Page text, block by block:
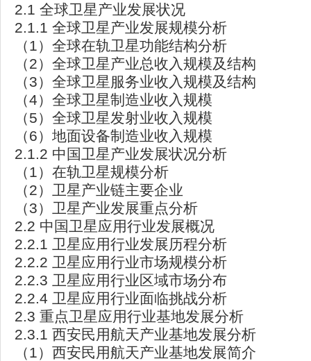
2.1 全球卫星产业发展状况
2.1.1 全球卫星产业发展规模分析
（1）全球在轨卫星功能结构分析
（2）全球卫星产业总收入规模及结构
（3）全球卫星服务业收入规模及结构
（4）全球卫星制造业收入规模
（5）全球卫星发射业收入规模
（6）地面设备制造业收入规模
2.1.2 中国卫星产业发展状况分析
（1）在轨卫星规模分析
（2）卫星产业链主要企业
（3）卫星产业发展重点分析
2.2 中国卫星应用行业发展概况
2.2.1 卫星应用行业发展历程分析
2.2.2 卫星应用行业市场规模分析
2.2.3 卫星应用行业区域市场分布
2.2.4 卫星应用行业面临挑战分析
2.3 重点卫星应用行业基地发展分析
2.3.1 西安民用航天产业基地发展分析
（1）西安民用航天产业基地发展简介